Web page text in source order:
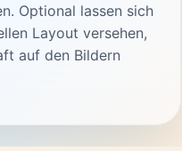
Optional lassen sich
Layout versehen,
auf den Bildern